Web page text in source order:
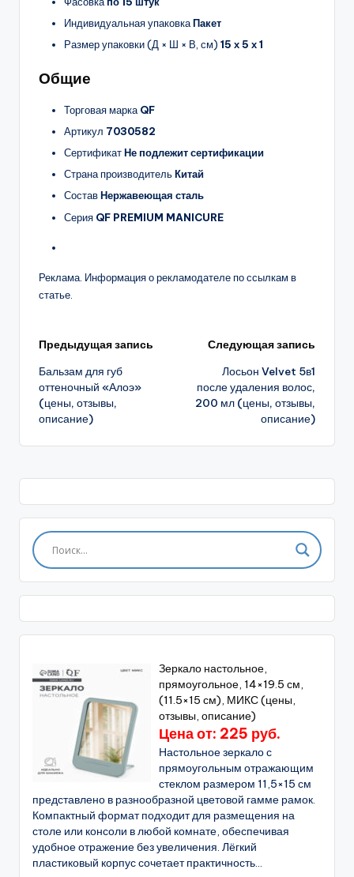
Индивидуальная упаковкаПакет
Размер упаковки (Д × Ш × В, см) 15 х 5 х 1
Общие
Торговая марка QF
Артикул 7030582
СертификатНе подлежит сертификации
Страна производительКитай
СоставНержавеющая сталь
Серия QF PREMIUM MANICURE
Реклама. Информация о рекламодателе по ссылкам в
статье.
Навигация
записи
Предыдущая запись
Бальзам для губ
оттеночный «Алоэ»
(цены, отзывы,
описание)
Следующая запись
Лосьон Velvet 5в1
после удаления волос,
200 мл (цены, отзывы,
описание)
Зеркало настольное,
прямоугольное, 14×19.5 см,
(11.5×15 см), МИКС (цены,
отзывы, описание)
Цена от: 225 руб.
Настольное зеркало с
прямоугольным отражающим
стеклом размером 11,5×15 см
представлено в разнообразной цветовой гамме рамок.
Компактный формат подходит для размещения на
столе или консоли в любой комнате, обеспечивая
удобное отражение без увеличения. Лёгкий
пластиковый корпус сочетает практичность...